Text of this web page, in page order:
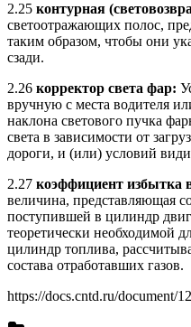
2.25 контурная
светоотражающих полос,
таким образом, чтобы они
сзади.
2.26 корректор света фар:
вручную с места водителя
наклона светового пучка
света в зависимости от
дороги, и (или) условий
2.27 коэффициент избытка
величина, представляющая
поступившей в цилиндр
теоретически необходимой
цилиндр топлива,
состава отработавших газов.
https://docs.cntd.ru/document/